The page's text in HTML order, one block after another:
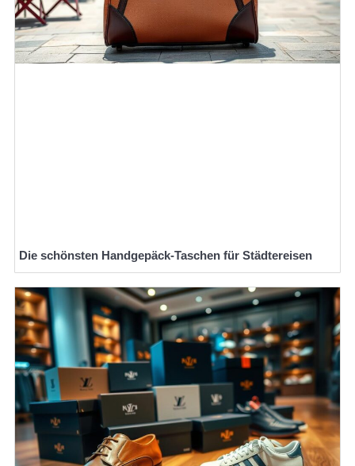
Die schönsten Handgepäck-Taschen für Städtereisen